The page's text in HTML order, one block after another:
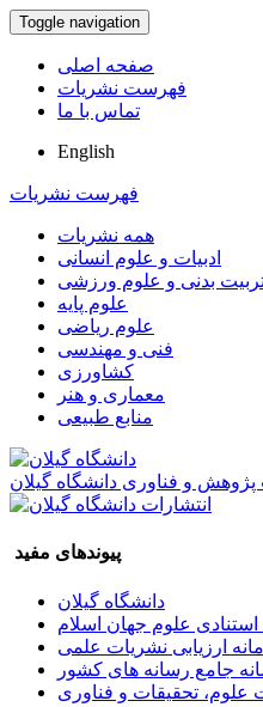
Toggle navigation
صفحه اصلی
فهرست نشریات
تماس با ما
English
فهرست نشریات
همه نشریات
ادبیات و علوم انسانی
بدنی و علوم ورزشی
علوم پایه
علوم ریاضی
فنی و مهندسی
کشاورزی
معماری و هنر
منابع طبیعی
پژوهش و فناوری دانشگاه گیلان
پیوندهای مفید
دانشگاه گیلان
استنادی علوم جهان اسلام
ارزیابی نشریات علمی
جامع رسانه های کشور
علوم، تحقیقات و فناوری